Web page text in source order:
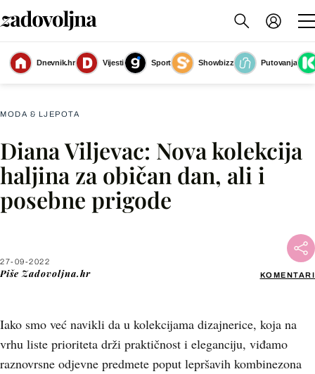
Dnevnik.hr Vijesti Sport Showbizz
Putovanja
Slika nije dostupna
MODA & LJEPOTA
Diana Viljevac: Nova kolekcija
haljina za običan dan, ali i
posebne prigode
27-09-2022
Piše Zadovoljna.hr KOMENTARI
Iako smo već navikli da u kolekcijama dizajnerice, koja na
vrhu liste prioriteta drži praktičnost i eleganciju, viđamo
raznovrsne odjevne predmete poput lepršavih kombinezona
Facebook
X